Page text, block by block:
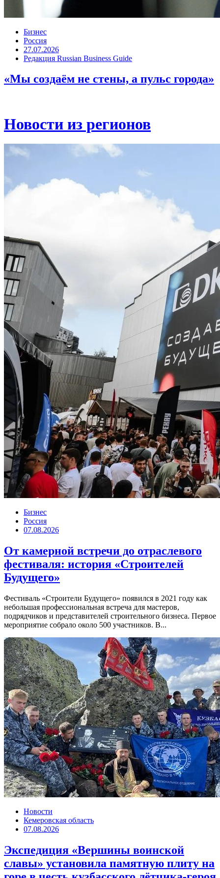
Бизнес
Россия
27.07.2026
Редакция Russian Business Guide
«Мы создаём не стены, а пульс города»
Новости из регионов
Бизнес
Россия
07.08.2026
От камерной встречи до отраслевого
фестиваля: история «Строителей
Будущего»
Фестиваль «Строители Будущего» появился в 2021 году как
небольшая профессиональная встреча для мастеров,
подрядчиков и представителей строительного бизнеса. Первое
мероприятие собрало около 500 участников. В...
Новости
Кемеровская область
07.08.2026
Экспедиция «Вершины воинской
славы» установила памятную плиту на